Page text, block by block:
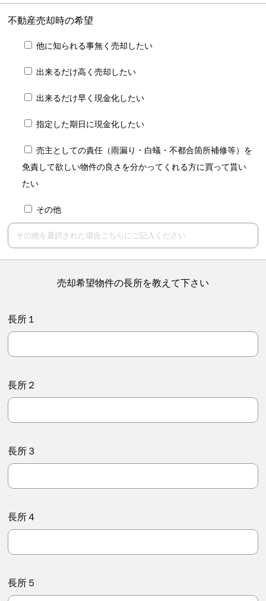
不動産売却時の希望
他に知られる事無く売却したい
出来るだけ高く売却したい
出来るだけ早く現金化したい
指定した期日に現金化したい
売主としての責任（雨漏り・白蟻・不都合箇所補修等）を
免責して欲しい物件の良さを分かってくれる方に買って貰い
たい
その他
売却希望物件の長所を教えて下さい
長所１
長所２
長所３
長所４
長所５